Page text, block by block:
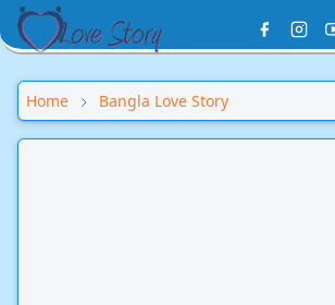
Home Bangla Love Story